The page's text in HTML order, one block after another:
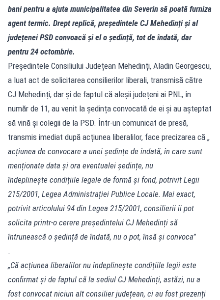
bani pentru a ajuta municipalitatea din Severin să poată furniza
agent termic. Drept replică, președintele CJ Mehedinți și al
județenei PSD convoacă și el o ședință, tot de îndată, dar
pentru 24 octombrie.
Președintele Consiliului Județean Mehedinți, Aladin Georgescu,
a luat act de solicitarea consilierilor liberali, transmisă către
CJ Mehedinți, dar și de faptul că aleșii județeni ai PNL, în
număr de 11, au venit la ședința convocată de ei și au așteptat
să vină și colegii de la PSD. Într-un comunicat de presă,
transmis imediat după acțiunea liberalilor, face precizarea că „
acțiunea de convocare a unei ședințe de îndată, în care sunt
menționate data și ora eventualei ședințe, nu
îndeplinește condițiile legale de formă și fond, potrivit Legii
215/2001, Legea Administrației Publice Locale. Mai exact,
potrivit articolului 94 din Legea 215/2001, consilierii îi pot
solicita printr-o cerere președintelui CJ Mehedinți să
întrunească o ședință de îndată, nu o pot, însă și convoca”
.
„Că acțiunea liberalilor nu îndeplinește condițiile legii este
confirmat și de faptul că la sediul CJ Mehedinți, astăzi, nu a
fost convocat niciun alt consilier județean, ci au fost prezenți